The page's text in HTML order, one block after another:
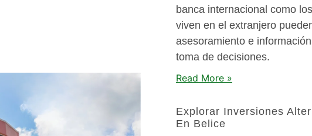
banca internacional como
viven en el extranjero
asesoramiento e
toma de decisiones.
Read More »
Explorar Inversiones
En Belice